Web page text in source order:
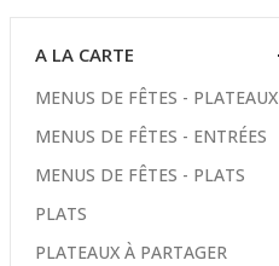
A LA CARTE
MENUS DE FÊTES - PLATEAUX
MENUS DE FÊTES - ENTRÉES
MENUS DE FÊTES - PLATS
PLATS
PLATEAUX À PARTAGER